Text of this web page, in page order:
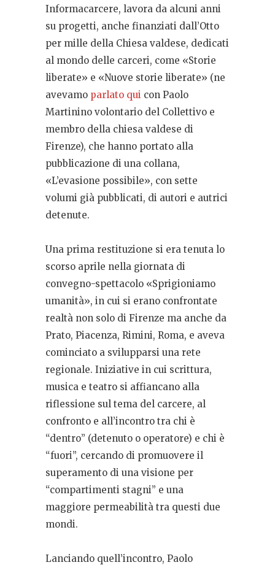
Informacarcere, lavora da alcuni anni
su progetti, anche finanziati dall’Otto
per mille della Chiesa valdese, dedicati
al mondo delle carceri, come «Storie
liberate» e «Nuove storie liberate» (ne
avevamo parlato qui con Paolo
Martinino volontario del Collettivo e
membro della chiesa valdese di
Firenze), che hanno portato alla
pubblicazione di una collana,
«L’evasione possibile», con sette
volumi già pubblicati, di autori e autrici
detenute.
Una prima restituzione si era tenuta lo
scorso aprile nella giornata di
convegno-spettacolo «Sprigioniamo
umanità», in cui si erano confrontate
realtà non solo di Firenze ma anche da
Prato, Piacenza, Rimini, Roma, e aveva
cominciato a svilupparsi una rete
regionale. Iniziative in cui scrittura,
musica e teatro si affiancano alla
riflessione sul tema del carcere, al
confronto e all’incontro tra chi è
“dentro” (detenuto o operatore) e chi è
“fuori”, cercando di promuovere il
superamento di una visione per
“compartimenti stagni” e una
maggiore permeabilità tra questi due
mondi.
Lanciando quell’incontro, Paolo